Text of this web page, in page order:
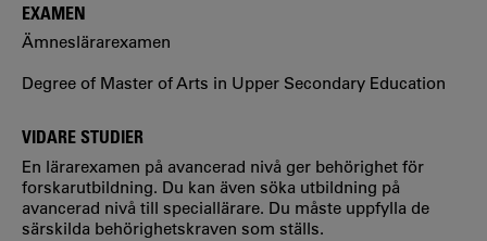
EXAMEN
Ämneslärarexamen
Degree of Master of Arts in Upper Secondary Education
VIDARE STUDIER
En lärarexamen på avancerad nivå ger behörighet för
forskarutbildning. Du kan även söka utbildning på
avancerad nivå till speciallärare. Du måste uppfylla de
särskilda behörighetskraven som ställs.